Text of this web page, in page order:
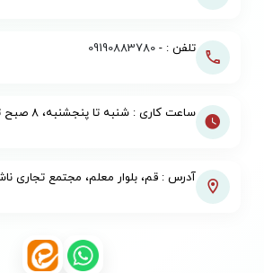
تلفن : -09190883780
ساعت کاری : شنبه تا پنجشنبه، ۸ صبح تا ۱۷
آدرس : قم، بلوار معلم، مجتمع تجاری